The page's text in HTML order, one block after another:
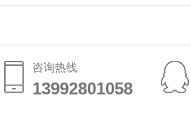
咨询热线
13992801058
13992801058